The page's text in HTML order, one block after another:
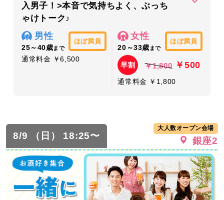
入男子！>本音で気持ちよく、ぶっち
ゃけトーク♪
男性
25～40歳まで
ほぼ満員
通常料金 ￥6,500
女性
20～33歳 まで
ほぼ満員
早割 ￥1,800 ￥500
通常料金 ￥1,800
8/9 （日） 18:25〜
大人数オープン会場
銀座2